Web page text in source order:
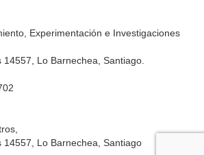
Experimentación e Investigaciones
Lo Barnechea, Santiago.
14557, Lo Barnechea, Santiago